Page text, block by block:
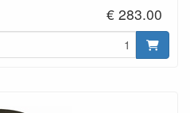
€ 283.00